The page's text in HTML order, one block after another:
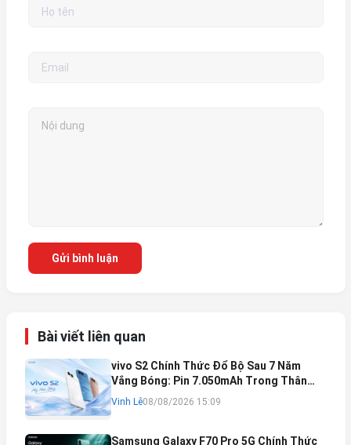
Gửi bình luận
Bài viết liên quan
vivo S2 Chính Thức Đổ Bộ Sau 7 Năm
Vắng Bóng: Pin 7.050mAh Trong Thân
Máy Mỏng Nhẹ Khó Tin
Vinh Lê08/08/2026 15:09
Samsung Galaxy F70 Pro 5G Chính Thức